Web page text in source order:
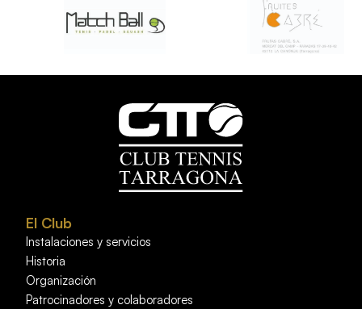
El Club
Instalaciones y servicios
Historia
Organización
Patrocinadores y colaboradores